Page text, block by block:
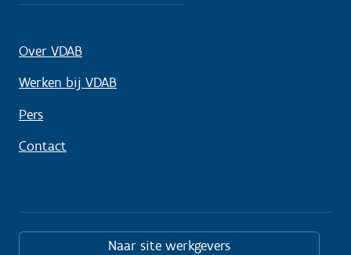
Over VDAB
Werken bij VDAB
Pers
Contact
Naar site werkgevers